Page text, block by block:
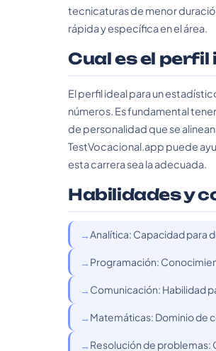
tecnicaturas de menor
rápida y específica en el área.
Cual es el
El perfil ideal para un
números. Es fundamental
de personalidad que se
TestVocacional.app puede
esta carrera sea la adecuada.
Habilidades y
Analítica: Capacidad para
Programación:
Comunicación: Habilidad
Matemáticas: Dominio de
Resolución de problemas: